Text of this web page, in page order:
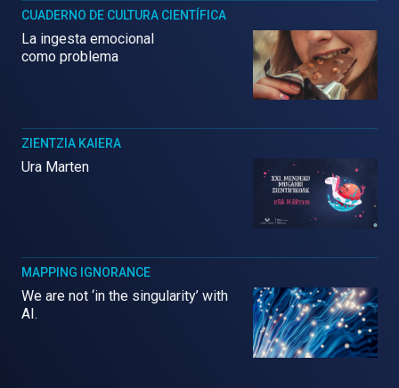
CUADERNO DE CULTURA CIENTÍFICA
La ingesta emocional
como problema
ZIENTZIA KAIERA
Ura Marten
MAPPING IGNORANCE
We are not ‘in the singularity’ with
AI.